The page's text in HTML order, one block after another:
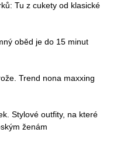
Tu z cukety od klasické
oběd je do 15 minut
Trend nona maxxing
Stylové outfity, na které
ženám